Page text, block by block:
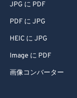
JPG に PDF
PDF に JPG
HEIC に JPG
Image に PDF
画像コンバーター